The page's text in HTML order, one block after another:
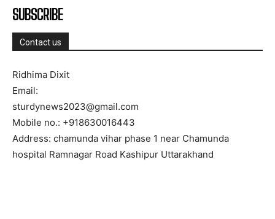
SUBSCRIBE
Contact us
Ridhima Dixit
Email:
sturdynews2023@gmail.com
Mobile no.: +918630016443
Address: chamunda vihar phase 1 near Chamunda
hospital Ramnagar Road Kashipur Uttarakhand